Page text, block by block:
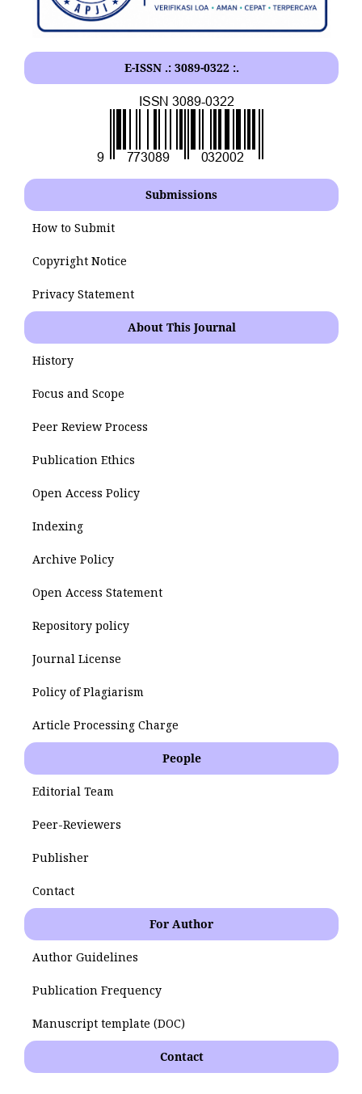
E-ISSN .: 3089-0322 :.
Submissions
How to Submit
Copyright Notice
Privacy Statement
About This Journal
History
Focus and Scope
Peer Review Process
Publication Ethics
Open Access Policy
Indexing
Archive Policy
Open Access Statement
Repository policy
Journal License
Policy of Plagiarism
Article Processing Charge
People
Editorial Team
Peer-Reviewers
Publisher
Contact
For Author
Author Guidelines
Publication Frequency
Manuscript template (DOC)
Contact